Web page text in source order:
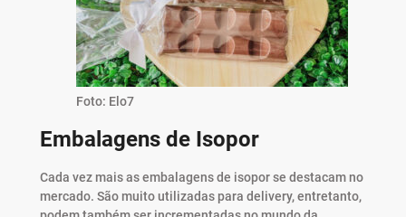
Foto: Elo7
Embalagens de Isopor
Cada vez mais as embalagens de isopor se destacam no
mercado. São muito utilizadas para delivery, entretanto,